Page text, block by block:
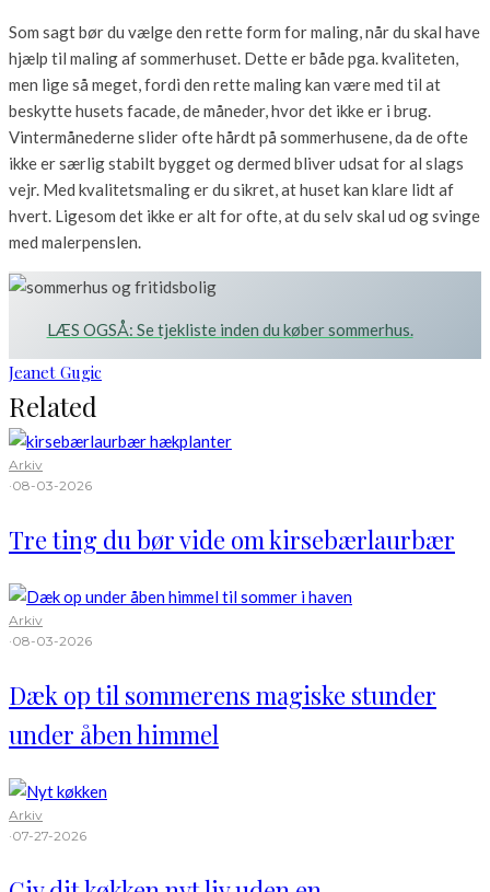
Som sagt bør du vælge den rette form for maling, når du skal have
hjælp til maling af sommerhuset. Dette er både pga. kvaliteten,
men lige så meget, fordi den rette maling kan være med til at
beskytte husets facade, de måneder, hvor det ikke er i brug.
Vintermånederne slider ofte hårdt på sommerhusene, da de ofte
ikke er særlig stabilt bygget og dermed bliver udsat for al slags
vejr. Med kvalitetsmaling er du sikret, at huset kan klare lidt af
hvert. Ligesom det ikke er alt for ofte, at du selv skal ud og svinge
med malerpenslen.
LÆS OGSÅ: Se tjekliste inden du køber sommerhus.
Jeanet Gugic
Related
Arkiv
·08-03-2026
Tre ting du bør vide om kirsebærlaurbær
Arkiv
·08-03-2026
Dæk op til sommerens magiske stunder
under åben himmel
Arkiv
·07-27-2026